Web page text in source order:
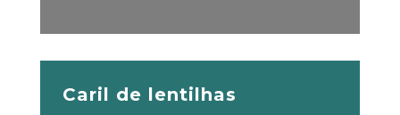
Caril de lentilhas